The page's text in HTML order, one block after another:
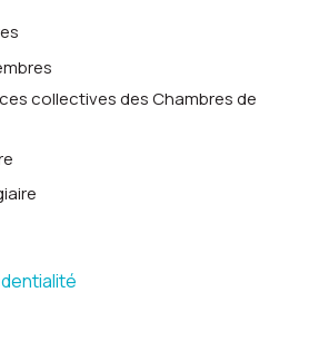
collectives des Chambres de